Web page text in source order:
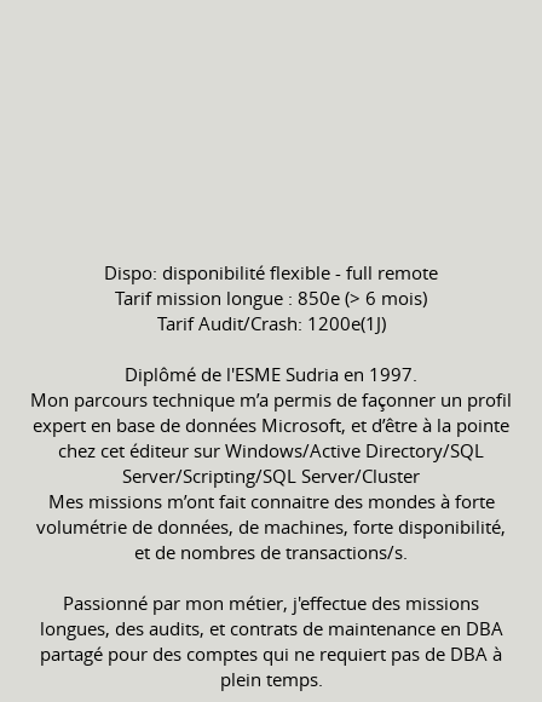
Dispo: disponibilité flexible - full remote
Tarif mission longue : 850e (> 6 mois)
Tarif Audit/Crash: 1200e(1J)
Diplômé de l'ESME Sudria en 1997.
Mon parcours technique m’a permis de façonner un profil
expert en base de données Microsoft, et d’être à la pointe
chez cet éditeur sur Windows/Active Directory/SQL
Server/Scripting/SQL Server/Cluster
Mes missions m’ont fait connaitre des mondes à forte
volumétrie de données, de machines, forte disponibilité,
et de nombres de transactions/s.
Passionné par mon métier, j'effectue des missions
longues, des audits, et contrats de maintenance en DBA
partagé pour des comptes qui ne requiert pas de DBA à
plein temps.